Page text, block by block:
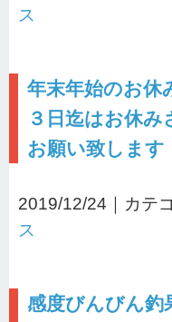
ス
年末年始のお休
３日迄はお休
お願い致します
2019/12/24｜カテ
ス
感度びんびん釣